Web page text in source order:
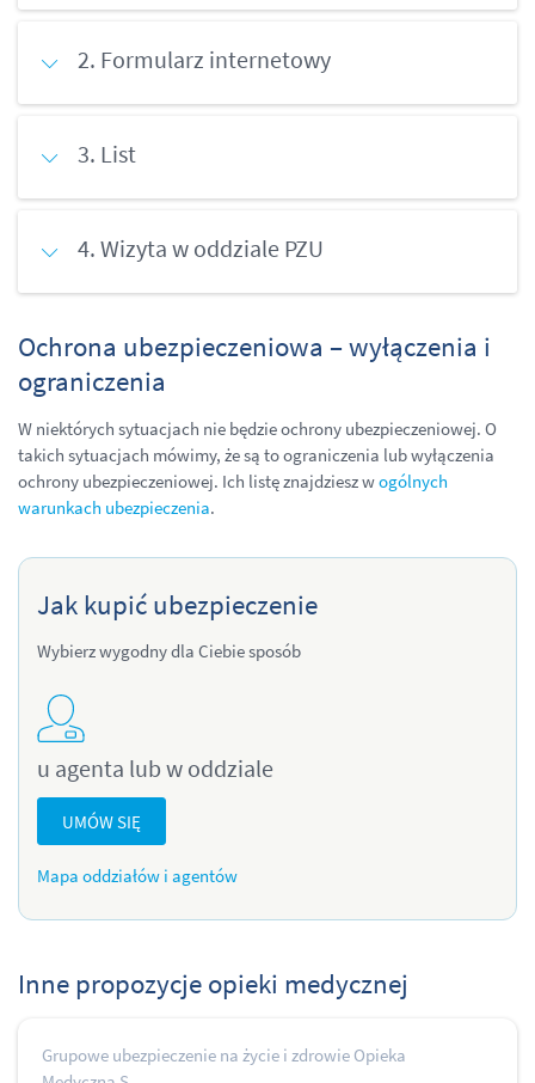
2. Formularz internetowy
3. List
4. Wizyta w oddziale PZU
Ochrona ubezpieczeniowa – wyłączenia i
ograniczenia
W niektórych sytuacjach nie będzie ochrony ubezpieczeniowej. O
takich sytuacjach mówimy, że są to ograniczenia lub wyłączenia
ochrony ubezpieczeniowej. Ich listę znajdziesz wogólnych
warunkach ubezpieczenia.
Jak kupić ubezpieczenie
Wybierz wygodny dla Ciebie sposób
u agenta lub w oddziale
UMÓW SIĘ
Mapa oddziałów i agentów
Inne propozycje opieki medycznej
Grupowe ubezpieczenie na życie i zdrowie Opieka